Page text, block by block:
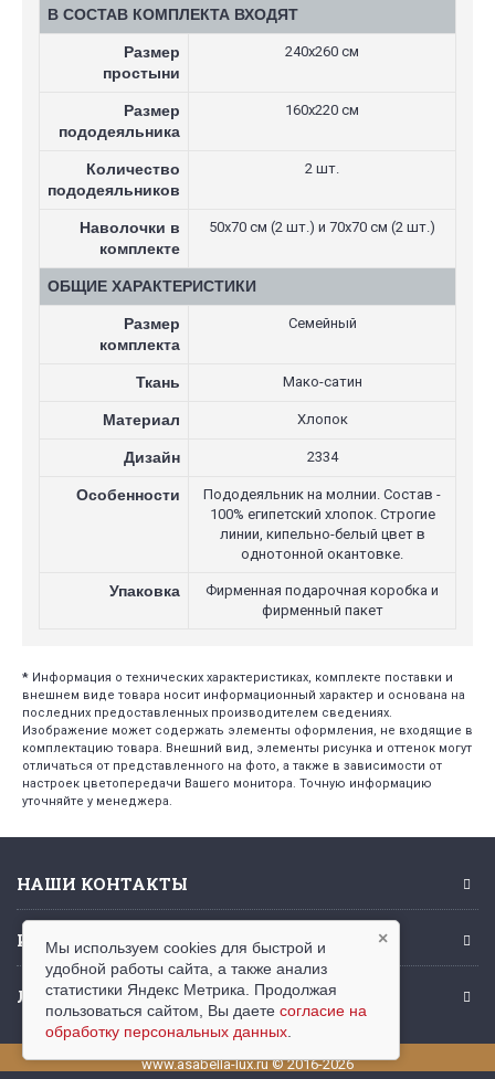
В СОСТАВ КОМПЛЕКТА ВХОДЯТ
Размер
простыни
240х260 см
Размер
пододеяльника
160х220 см
Количество
пододеяльников
2 шт.
Наволочки в
комплекте
50х70 см (2 шт.) и 70х70 см (2 шт.)
ОБЩИЕ ХАРАКТЕРИСТИКИ
Размер
комплекта
Семейный
Ткань Мако-сатин
Материал Хлопок
Дизайн 2334
Особенности
Пододеяльник на молнии. Состав -
100% египетский хлопок. Строгие
линии, кипельно-белый цвет в
однотонной окантовке.
Упаковка
Фирменная подарочная коробка и
фирменный пакет
* Информация о технических характеристиках, комплекте поставки и
внешнем виде товара носит информационный характер и основана на
последних предоставленных производителем сведениях.
Изображение может содержать элементы оформления, не входящие в
комплектацию товара. Внешний вид, элементы рисунка и оттенок могут
отличаться от представленного на фото, а также в зависимости от
настроек цветопередачи Вашего монитора. Точную информацию
уточняйте у менеджера.
НАШИ КОНТАКТЫ
ИНФОРМАЦИЯ
ЛИЧНЫЙ КАБИНЕТ
www.asabella-lux.ru © 2016-2026
×
Мы используем cookies для быстрой и
удобной работы сайта, а также анализ
статистики Яндекс Метрика. Продолжая
пользоваться сайтом, Вы даете согласие на
обработку персональных данных